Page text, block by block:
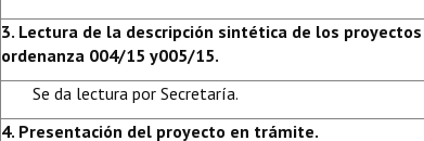
3. Lectura de la descripción sintética de los proyectos
ordenanza 004/15 y005/15.
Se da lectura por Secretaría.
4. Presentación del proyecto en trámite.